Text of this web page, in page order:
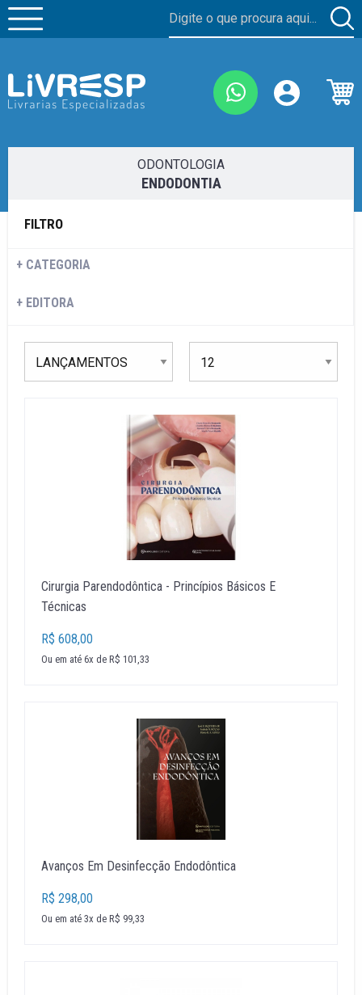
ODONTOLOGIA
ENDODONTIA
FILTRO
CATEGORIA
EDITORA
Cirurgia Parendodôntica - Princípios Básicos E
Técnicas
R$ 608,00
Ou em até 6x de R$ 101,33
Avanços Em Desinfecção Endodôntica
R$ 298,00
Ou em até 3x de R$ 99,33